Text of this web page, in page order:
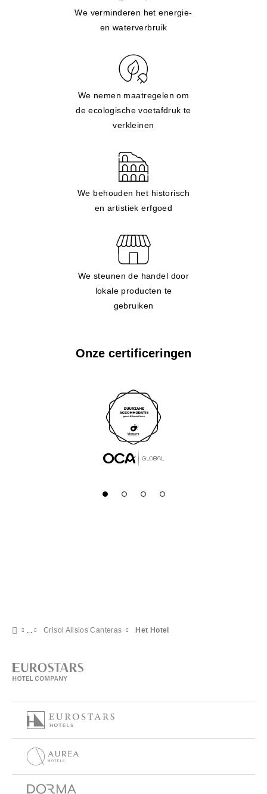
We verminderen het energie-
en waterverbruik
We nemen maatregelen om
de ecologische voetafdruk te
verkleinen
We behouden het historisch
en artistiek erfgoed
We steunen de handel door
lokale producten te
gebruiken
Onze certificeringen
Crisol Alisios Canteras Het Hotel